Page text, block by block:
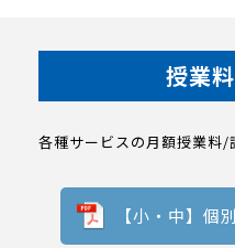
授業
各種サービスの月額授業料/
【小・中】個